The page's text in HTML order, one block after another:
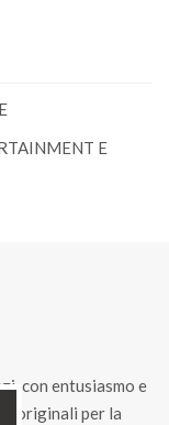
E
con entusiasmo e
originali per la